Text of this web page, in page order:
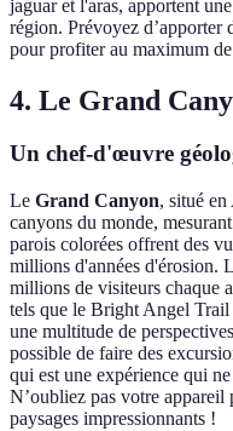
jaguar et l'aras, apportent
région. Prévoyez d’apporter
pour profiter au maximum
4. Le Grand
Un chef-d'œuvre
Le Grand Canyon, situé
canyons du monde,
parois colorées offrent des
millions d'années d'érosion.
millions de visiteurs chaque
tels que le Bright Angel
une multitude de
possible de faire des
qui est une expérience qui
N’oubliez pas votre appareil
paysages impressionnants !